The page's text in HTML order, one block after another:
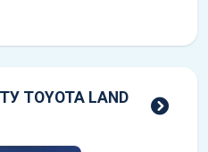
TOYOTA LAND